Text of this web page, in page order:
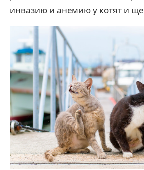
инвазию и анемию у котят и